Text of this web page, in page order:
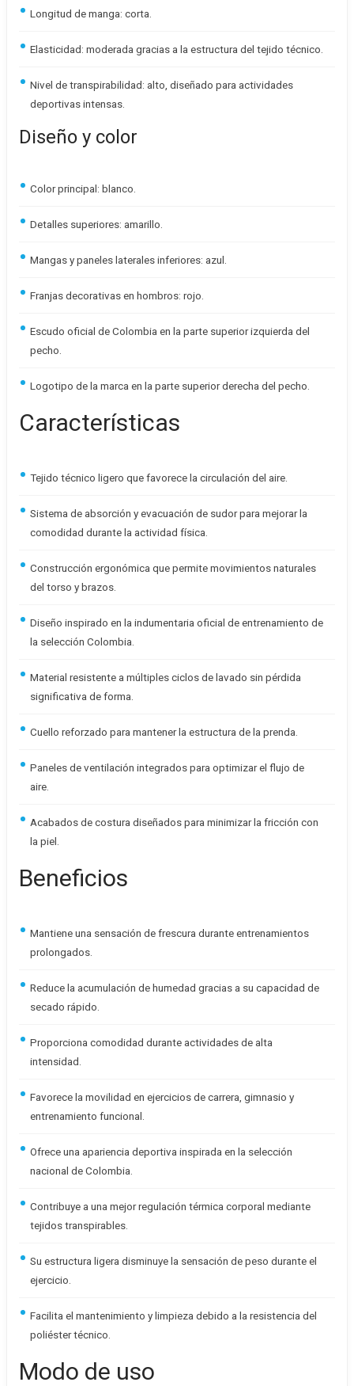
Longitud de manga: corta.
Elasticidad: moderada gracias a la estructura del tejido técnico.
Nivel de transpirabilidad: alto, diseñado para actividades
deportivas intensas.
Diseño y color
Color principal: blanco.
Detalles superiores: amarillo.
Mangas y paneles laterales inferiores: azul.
Franjas decorativas en hombros: rojo.
Escudo oficial de Colombia en la parte superior izquierda del
pecho.
Logotipo de la marca en la parte superior derecha del pecho.
Características
Tejido técnico ligero que favorece la circulación del aire.
Sistema de absorción y evacuación de sudor para mejorar la
comodidad durante la actividad física.
Construcción ergonómica que permite movimientos naturales
del torso y brazos.
Diseño inspirado en la indumentaria oficial de entrenamiento de
la selección Colombia.
Material resistente a múltiples ciclos de lavado sin pérdida
significativa de forma.
Cuello reforzado para mantener la estructura de la prenda.
Paneles de ventilación integrados para optimizar el flujo de
aire.
Acabados de costura diseñados para minimizar la fricción con
la piel.
Beneficios
Mantiene una sensación de frescura durante entrenamientos
prolongados.
Reduce la acumulación de humedad gracias a su capacidad de
secado rápido.
Proporciona comodidad durante actividades de alta
intensidad.
Favorece la movilidad en ejercicios de carrera, gimnasio y
entrenamiento funcional.
Ofrece una apariencia deportiva inspirada en la selección
nacional de Colombia.
Contribuye a una mejor regulación térmica corporal mediante
tejidos transpirables.
Su estructura ligera disminuye la sensación de peso durante el
ejercicio.
Facilita el mantenimiento y limpieza debido a la resistencia del
poliéster técnico.
Modo de uso